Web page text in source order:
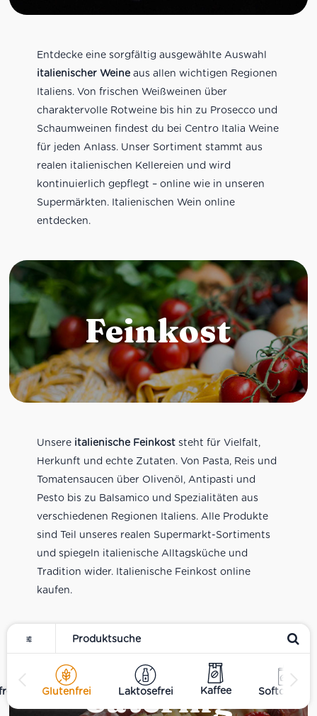
Glutenfrei Laktosefrei Kaffee Softdrinks
Entdecke eine sorgfältig ausgewählte Auswahl
italienischer Weineaus allen wichtigen Regionen
Italiens. Von frischen Weißweinen über
charaktervolle Rotweine bis hin zu Prosecco und
Schaumweinen findest du bei Centro Italia Weine
für jeden Anlass. Unser Sortiment stammt aus
realen italienischen Kellereien und wird
kontinuierlich gepflegt – online wie in unseren
Supermärkten. Italienischen Wein online
entdecken.
Feinkost
Unsere italienische Feinkoststeht für Vielfalt,
Herkunft und echte Zutaten. Von Pasta, Reis und
Tomatensaucen über Olivenöl, Antipasti und
Pesto bis zu Balsamico und Spezialitäten aus
verschiedenen Regionen Italiens. Alle Produkte
sind Teil unseres realen Supermarkt-Sortiments
und spiegeln italienische Alltagsküche und
Tradition wider. Italienische Feinkost online
kaufen.
Catering